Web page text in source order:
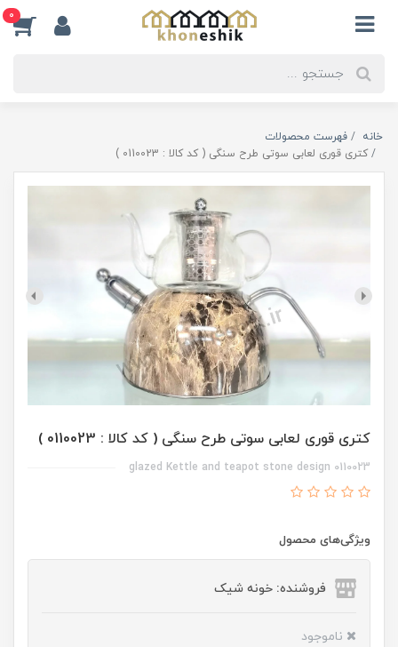
0
خانه
فهرست محصولات
کتری قوری لعابی سوتی طرح سنگی ( کد کالا : 0110023 )
کتری قوری لعابی سوتی طرح سنگی ( کد کالا : 0110023 )
glazed Kettle and teapot stone design 0110023
ویژگی‌های محصول
فروشنده: خونه شیک
ناموجود